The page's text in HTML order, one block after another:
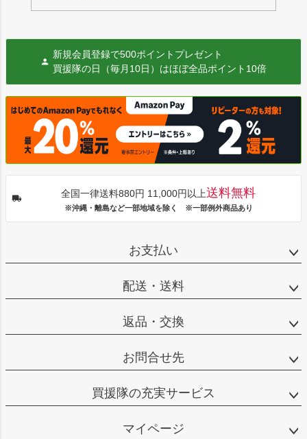
新規会員登録で500ポイントプレゼント
買援隊の日（毎月10日）はほぼ全品ポイント10倍
全国一律送料880円 11,000円以上送料無料
※沖縄・離島など一部地域を除く ※一部例外商品あり
お支払い
配送・送料
返品・交換
お問合せ先
買援隊の充実サービス
マイページ